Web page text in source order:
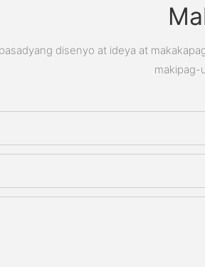
disenyo at ideya at
makipag-